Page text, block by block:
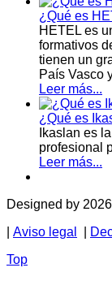
¿Qué es
HETEL es
formativos
tienen un
País Vasco
Leer más...
¿Qué es
​Ikaslan es
profesional
Leer más...
Designed by
Aviso legal
Top